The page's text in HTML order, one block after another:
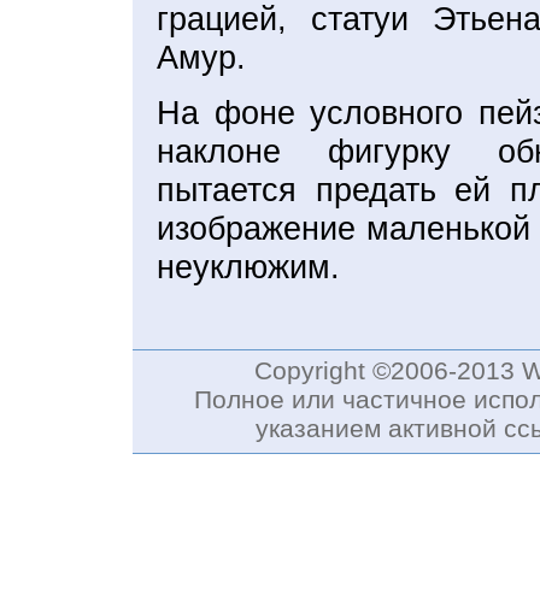
грацией, статуи
Амур.
На фоне условного
наклоне фигурку
пытается предать ей
изображение маленькой
неуклюжим.
Copyright ©2006-2013
Полное или частичное
указанием активной